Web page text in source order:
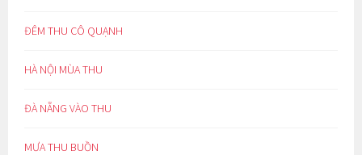
ĐÊM THU CÔ QUẠNH
HÀ NỘI MÙA THU
ĐÀ NẴNG VÀO THU
MƯA THU BUỒN